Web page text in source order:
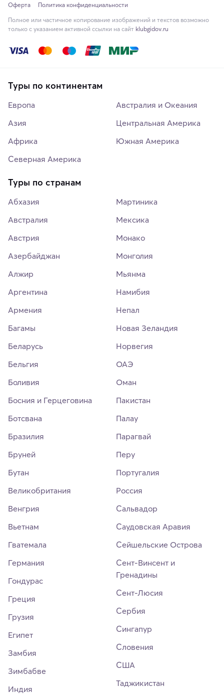
Оферта
Политика конфиденциальности
Полное или частичное копирование изображений и текстов возможно
только с указанием активной ссылки на сайт klubgidov.ru
Туры по континентам
Европа
Азия
Африка
Северная Америка
Австралия и Океания
Центральная Америка
Южная Америка
Туры по странам
Абхазия
Австралия
Австрия
Азербайджан
Алжир
Аргентина
Армения
Багамы
Беларусь
Бельгия
Боливия
Босния и Герцеговина
Ботсвана
Бразилия
Бруней
Бутан
Великобритания
Венгрия
Вьетнам
Гватемала
Германия
Гондурас
Греция
Грузия
Египет
Замбия
Зимбабве
Индия
Мартиника
Мексика
Монако
Монголия
Мьянма
Намибия
Непал
Новая Зеландия
Норвегия
ОАЭ
Оман
Пакистан
Палау
Парагвай
Перу
Португалия
Россия
Сальвадор
Саудовская Аравия
Сейшельские Острова
Сент-Винсент и
Гренадины
Сент-Люсия
Сербия
Сингапур
Словения
США
Таджикистан